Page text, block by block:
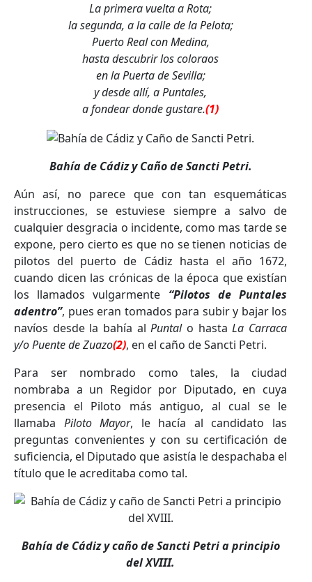
La primera vuelta a Rota;
la segunda, a la calle de la Pelota;
Puerto Real con Medina,
hasta descubrir los coloraos
en la Puerta de Sevilla;
y desde allí, a Puntales,
a fondear donde gustare.(1)
Bahía de Cádiz y Caño de Sancti Petri.
Aún así, no parece que con tan esquemáticas
instrucciones, se estuviese siempre a salvo de
cualquier desgracia o incidente, como mas tarde se
expone, pero cierto es que no se tienen noticias de
pilotos del puerto de Cádiz hasta el año 1672,
cuando dicen las crónicas de la época que existían
los llamados vulgarmente “Pilotos de Puntales
adentro”, pues eran tomados para subir y bajar los
navíos desde la bahía alPuntalo hasta La Carraca
y/o Puente de Zuazo(2), en el caño de Sancti Petri.
Para ser nombrado como tales, la ciudad
nombraba a un Regidor por Diputado, en cuya
presencia el Piloto más antiguo, al cual se le
llamaba Piloto Mayor, le hacía al candidato las
preguntas convenientes y con su certificación de
suficiencia, el Diputado que asistía le despachaba el
título que le acreditaba como tal.
Bahía de Cádiz y caño de Sancti Petri a principio
del XVIII.